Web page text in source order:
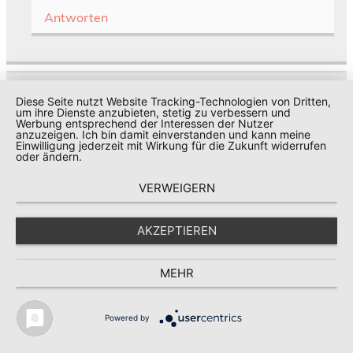
Antworten
Thomas Durchschnittsschwanz
29. Dezember 2024 am 23:24
Jetzt haben wir ja von allen gehört, nur von Sarah und
allen Dingen bei Sarah ist es ja nun schon sehr lange
her dass wir das letzte Mal von ihr gehört haben. Ich
hatte ja die Hoffnung, dass Biig Boy Jules sich hier
vielleicht meldet weil er dort was von ihr
Welt dort verschluckt worden zu sein.
Antworten
Diese Seite nutzt Website Tracking-Technologien von Dritten,
um ihre Dienste anzubieten, stetig zu verbessern und
Werbung entsprechend der Interessen der Nutzer
anzuzeigen. Ich bin damit einverstanden und kann meine
Einwilligung jederzeit mit Wirkung für die Zukunft widerrufen
oder ändern.
VERWEIGERN
AKZEPTIEREN
MEHR
Powered by